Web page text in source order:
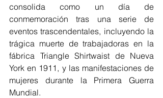
consolida como un día de
conmemoración tras una serie de
eventos trascendentales, incluyendo la
trágica muerte de trabajadoras en la
fábrica Triangle Shirtwaist de Nueva
York en 1911, y las manifestaciones de
mujeres durante la Primera Guerra
Mundial.